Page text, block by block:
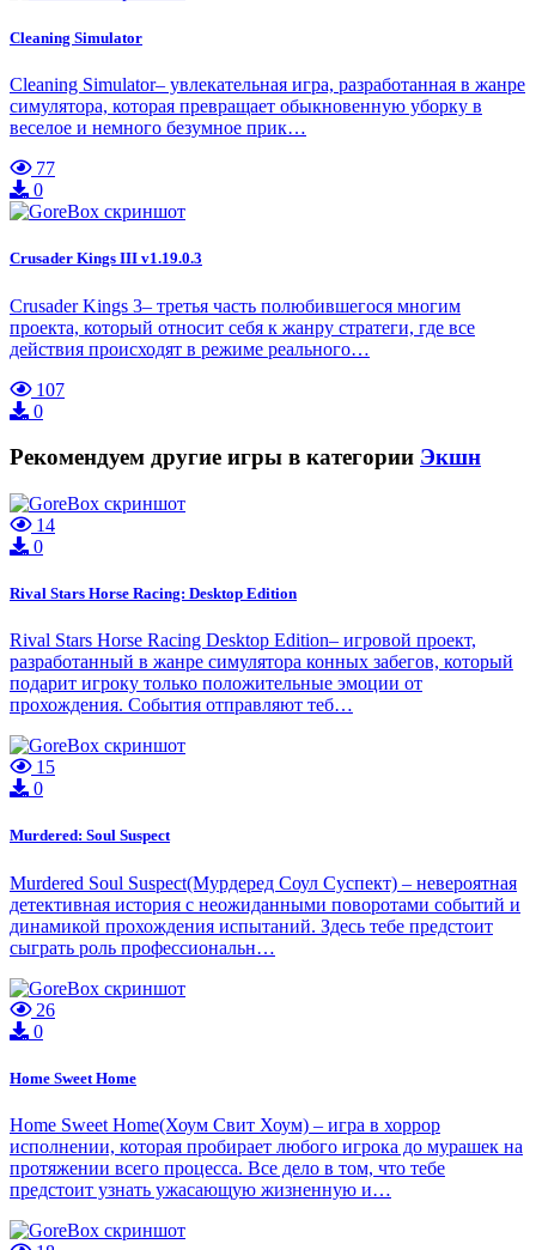
Cleaning Simulator
Cleaning Simulator– увлекательная игра, разработанная в жанре
симулятора, которая превращает обыкновенную уборку в
веселое и немного безумное прик…
77
0
Crusader Kings III v1.19.0.3
Crusader Kings 3– третья часть полюбившегося многим
проекта, который относит себя к жанру стратеги, где все
действия происходят в режиме реального…
107
0
Рекомендуем другие игры в категории Экшн
14
0
Rival Stars Horse Racing: Desktop Edition
Rival Stars Horse Racing Desktop Edition– игровой проект,
разработанный в жанре симулятора конных забегов, который
подарит игроку только положительные эмоции от
прохождения. События отправляют теб…
15
0
Murdered: Soul Suspect
Murdered Soul Suspect(Мурдеред Соул Суспект) – невероятная
детективная история с неожиданными поворотами событий и
динамикой прохождения испытаний. Здесь тебе предстоит
сыграть роль профессиональн…
26
0
Home Sweet Home
Home Sweet Home(Хоум Свит Хоум) – игра в хоррор
исполнении, которая пробирает любого игрока до мурашек на
протяжении всего процесса. Все дело в том, что тебе
предстоит узнать ужасающую жизненную и…